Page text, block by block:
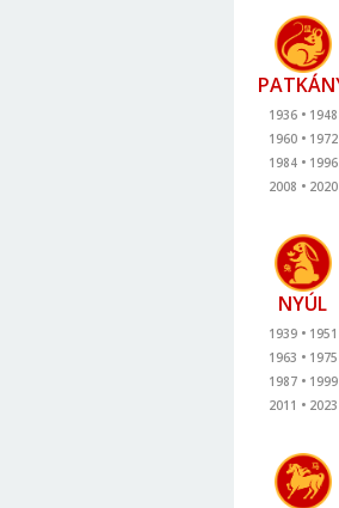
1936
1948
1960
1972
1984
1996
2008
2020
NYÚL
1939
1951
1963
1975
1987
1999
2011
2023